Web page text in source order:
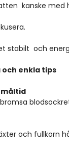
kanske med
stabilt  och
enkla tips
bromsa
och